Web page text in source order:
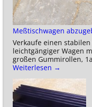
Meßtischwagen
Verkaufe einen
leichtgängiger Wagen
großen Gummirollen, 1a
Weiterlesen →